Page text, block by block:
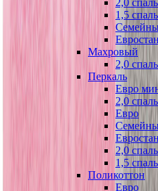
2,0
1,5
Махровый
2,0
Перкаль
Евро
2,0
Евро
2,0
1,5
Поликоттон
Евро